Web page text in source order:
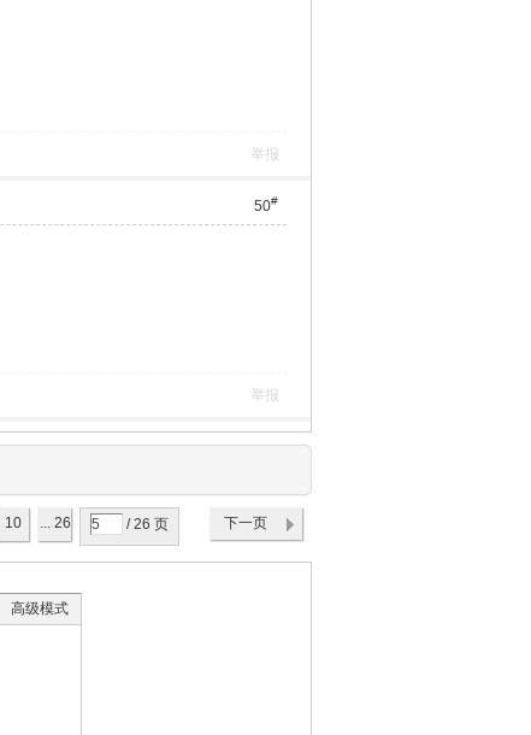
举报
50#
举报
10 ... 26 / 26 页 下一页
高级模式